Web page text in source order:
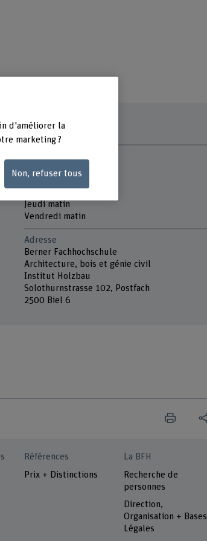
Lundi matin
Mardi matin
Jeudi matin
Vendredi matin
Adresse
Berner Fachhochschule
Architecture, bois et génie civil
Institut Holzbau
Solothurnstrasse 102, Postfach
2500 Biel 6
Références
Prix + Distinctions
La BFH
Recherche de
personnes
Direction,
Organisation + Bases
Légales
d'améliorer la
marketing ?
Non, refuser tous